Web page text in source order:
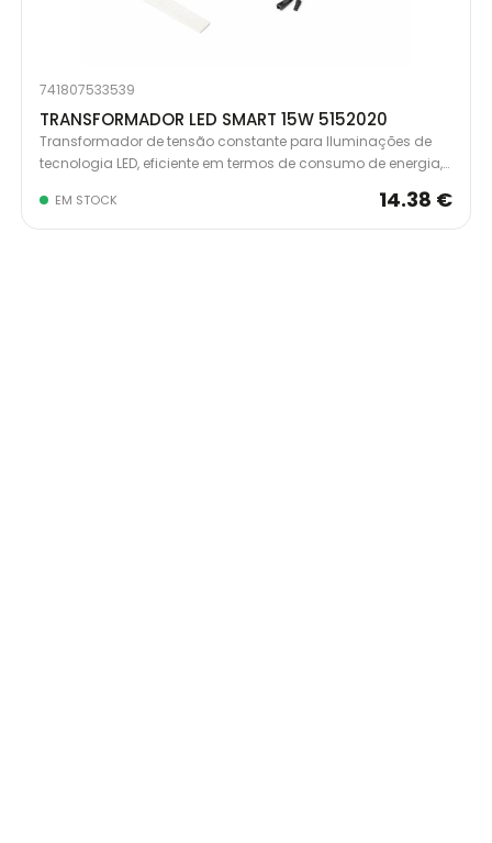
741807533539
TRANSFORMADOR LED SMART 15W 5152020
Transformador de tensão constante para Iluminações de
tecnologia LED, eficiente em termos de consumo de energia,
EM STOCK 14.38 €